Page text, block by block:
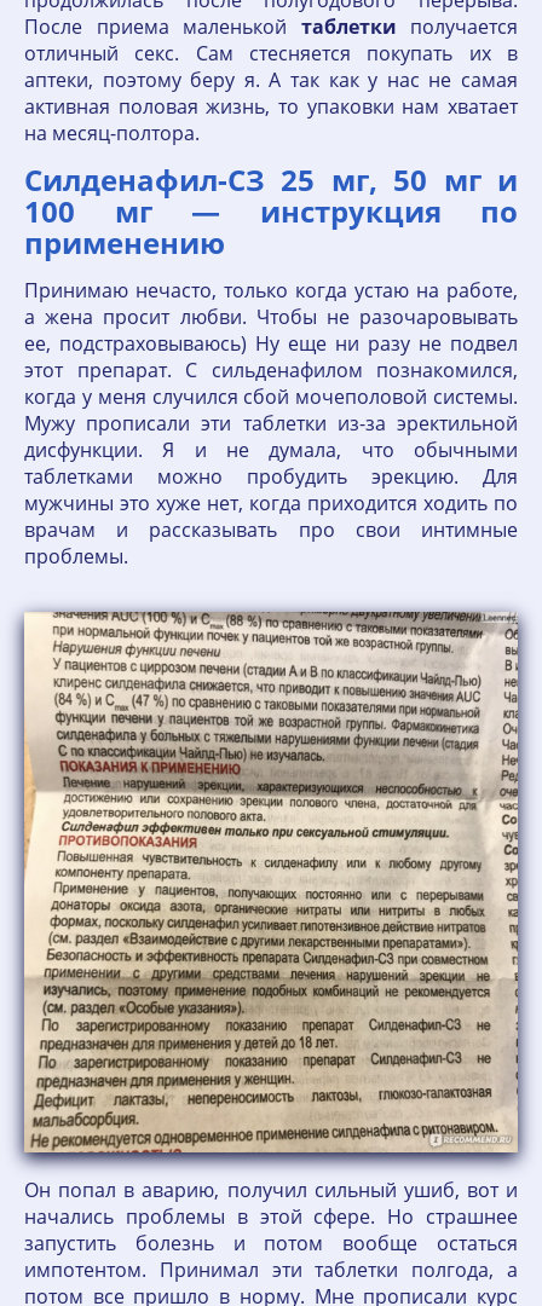
После приема маленькой таблетки получается
отличный секс. Сам стесняется покупать их в
аптеки, поэтому беру я. А так как у нас не самая
активная половая жизнь, то упаковки нам хватает
на месяц-полтора.
Силденафил-СЗ 25 мг, 50 мг и
100 мг — инструкция по
применению
Принимаю нечасто, только когда устаю на работе,
а жена просит любви. Чтобы не разочаровывать
ее, подстраховываюсь) Ну еще ни разу не подвел
этот препарат. С сильденафилом познакомился,
когда у меня случился сбой мочеполовой системы.
Мужу прописали эти таблетки из-за эректильной
дисфункции. Я и не думала, что обычными
таблетками можно пробудить эрекцию. Для
мужчины это хуже нет, когда приходится ходить по
врачам и рассказывать про свои интимные
проблемы.
Он попал в аварию, получил сильный ушиб, вот и
начались проблемы в этой сфере. Но страшнее
запустить болезнь и потом вообще остаться
импотентом. Принимал эти таблетки полгода, а
потом все пришло в норму. Мне прописали курс